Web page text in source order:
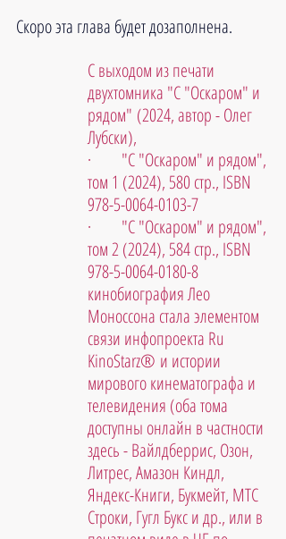
Скоро эта глава будет дозаполнена.
С выходом из печати
двухтомника "С "Оскаром" и
рядом" (2024, автор - Олег
Лубски),
·       "С "Оскаром" и рядом",
том 1 (2024), 580 стр., ISBN
978-5-0064-0103-7
·       "С "Оскаром" и рядом",
том 2 (2024), 584 стр., ISBN
978-5-0064-0180-8
кинобиография Лео
Моноссона стала элементом
связи инфопроекта Ru
KinoStarz® и истории
мирового кинематографа и
телевидения (оба тома
доступны онлайн в частности
здесь - Вайлдберрис, Озон,
Литрес, Амазон Киндл,
Яндекс-Книги, Букмейт, МТС
Строки, Гугл Букс и др., или в